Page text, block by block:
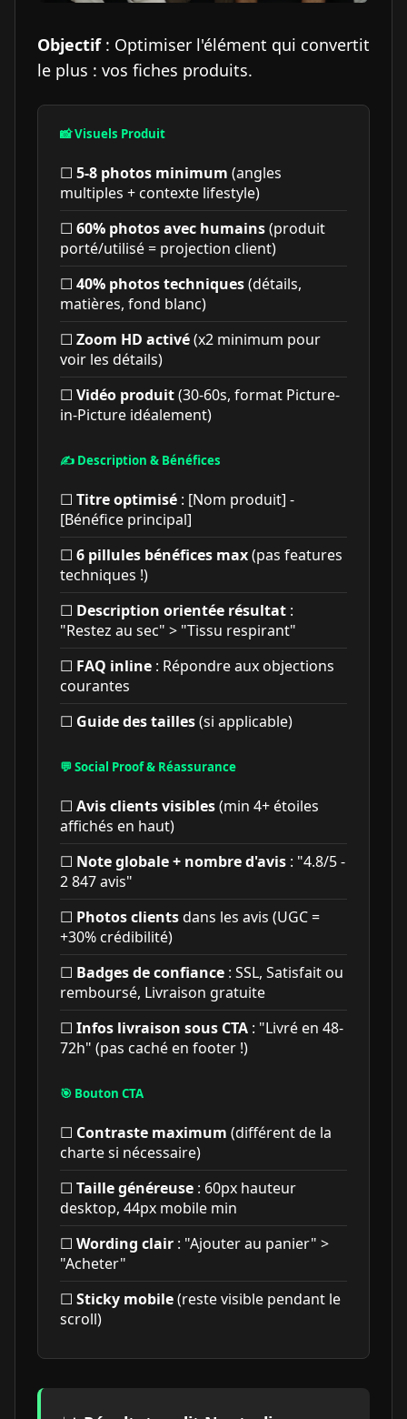
Objectif: Optimiser l'élément qui convertit
le plus : vos fiches produits.
📸 Visuels Produit
☐ 5-8 photos minimum (angles
multiples + contexte lifestyle)
☐ 60% photos avec humains(produit
porté/utilisé = projection client)
☐ 40% photos techniques(détails,
matières, fond blanc)
☐ Zoom HD activé(x2 minimum pour
voir les détails)
☐ Vidéo produit(30-60s, format Picture-
in-Picture idéalement)
✍️ Description & Bénéfices
☐ Titre optimisé : [Nom produit] -
[Bénéfice principal]
☐ 6 pillules bénéfices max(pas features
techniques !)
☐ Description orientée résultat :
"Restez au sec" > "Tissu respirant"
☐ FAQ inline : Répondre aux objections
courantes
☐ Guide des tailles(si applicable)
💬 Social Proof & Réassurance
☐ Avis clients visibles(min 4+ étoiles
affichés en haut)
☐ Note globale + nombre d'avis : "4.8/5 -
2 847 avis"
☐ Photos clientsdans les avis (UGC =
+30% crédibilité)
☐ Badges de confiance : SSL, Satisfait ou
remboursé, Livraison gratuite
☐ Infos livraison sous CTA : "Livré en 48-
72h" (pas caché en footer !)
🎯 Bouton CTA
☐ Contraste maximum (différent de la
charte si nécessaire)
☐ Taille généreuse : 60px hauteur
desktop, 44px mobile min
☐ Wording clair : "Ajouter au panier" >
"Acheter"
☐ Sticky mobile(reste visible pendant le
scroll)